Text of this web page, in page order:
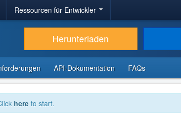
Ressourcen für Entwickler
Herunterladen
API-Dokumentation FAQs
here to start.